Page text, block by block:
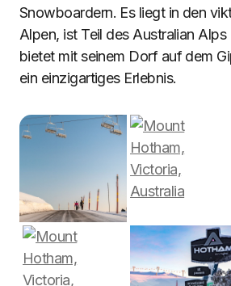
Snowboardern. Es liegt in den
Alpen, ist Teil des Australian
bietet mit seinem Dorf auf dem
ein einzigartiges Erlebnis.